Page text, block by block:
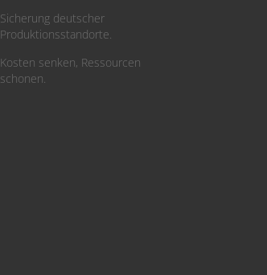
Sicherung deutscher
Produktionsstandorte.
Kosten senken, Ressourcen
schonen.